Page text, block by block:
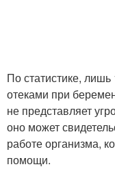
По статистике,
отеками при
не представляет
оно может
работе организма,
помощи.